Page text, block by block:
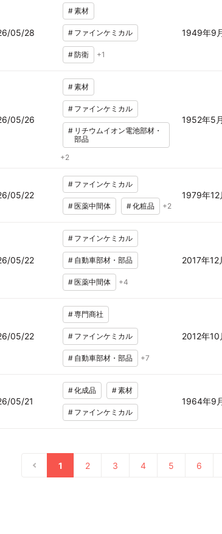
05/28
#素材
# ファインケミカル
#防衛 +1
1949年9
05/26
#素材
# ファインケミカル
# リチウムイオン電池部材・
部品
+2
1952年5月
05/22
# ファインケミカル
#医薬中間体 #化粧品 +2
1979年12
05/22
# ファインケミカル
# 自動車部材・部品
#医薬中間体 +4
2017年12
05/22
#専門商社
# ファインケミカル
# 自動車部材・部品 +7
2012年10
05/21
#化成品 #素材
# ファインケミカル
1964年9
1 2 3 4 5 6